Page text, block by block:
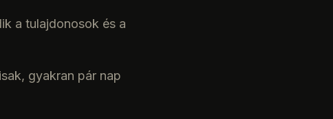
a tulajdonosok és a
gyakran pár nap